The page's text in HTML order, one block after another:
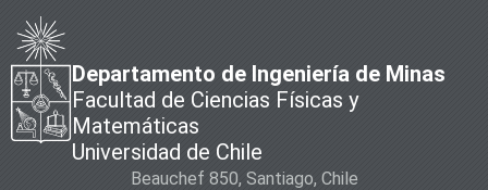
Departamento de Ingeniería de Minas
Facultad de Ciencias Físicas y
Matemáticas
Universidad de Chile
Beauchef 850, Santiago, Chile